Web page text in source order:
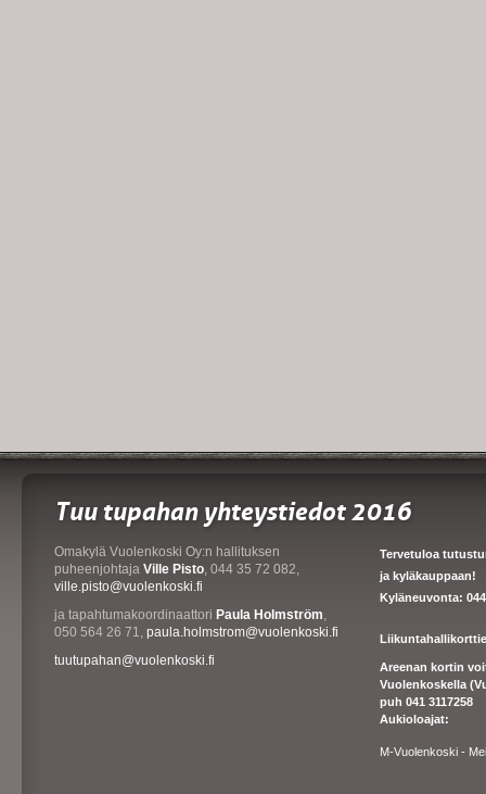
Tuu tupahan yhteystiedot 2016
Omakylä Vuolenkoski Oy:n hallituksen
puheenjohtaja Ville Pisto, 044 35 72 082,
ville.pisto@vuolenkoski.fi
ja tapahtumakoordinaattori Paula Holmström,
050 564 26 71, paula.holmstrom@vuolenkoski.fi
tuutupahan@vuolenkoski.fi
Tervetuloa
ja kyläkauppaan!
Kyläneuvonta: 044
Areenan kortin
Vuolenkoskella
puh 041 3117258
Aukioloajat:
M-Vuolenkoski -